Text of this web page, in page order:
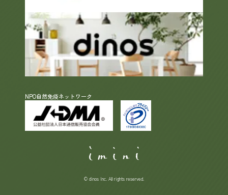
NPO自然免疫ネットワーク
© dinos Inc. All rights reserved.